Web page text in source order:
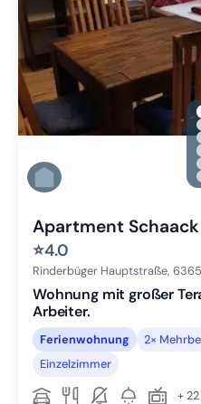
Apartment Schaack
⭐4.0
Rinderbüger Hauptstraße,
Wohnung mit großer
Arbeiter.
Ferienwohnung
2×
Einzelzimmer
+